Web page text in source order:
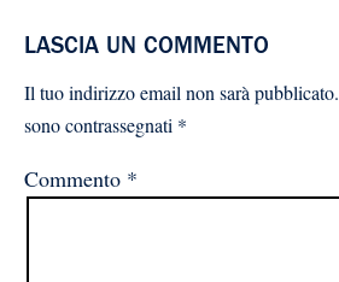
LASCIA UN COMMENTO
Il tuo indirizzo email non sarà pubblicato.
sono contrassegnati *
Commento *